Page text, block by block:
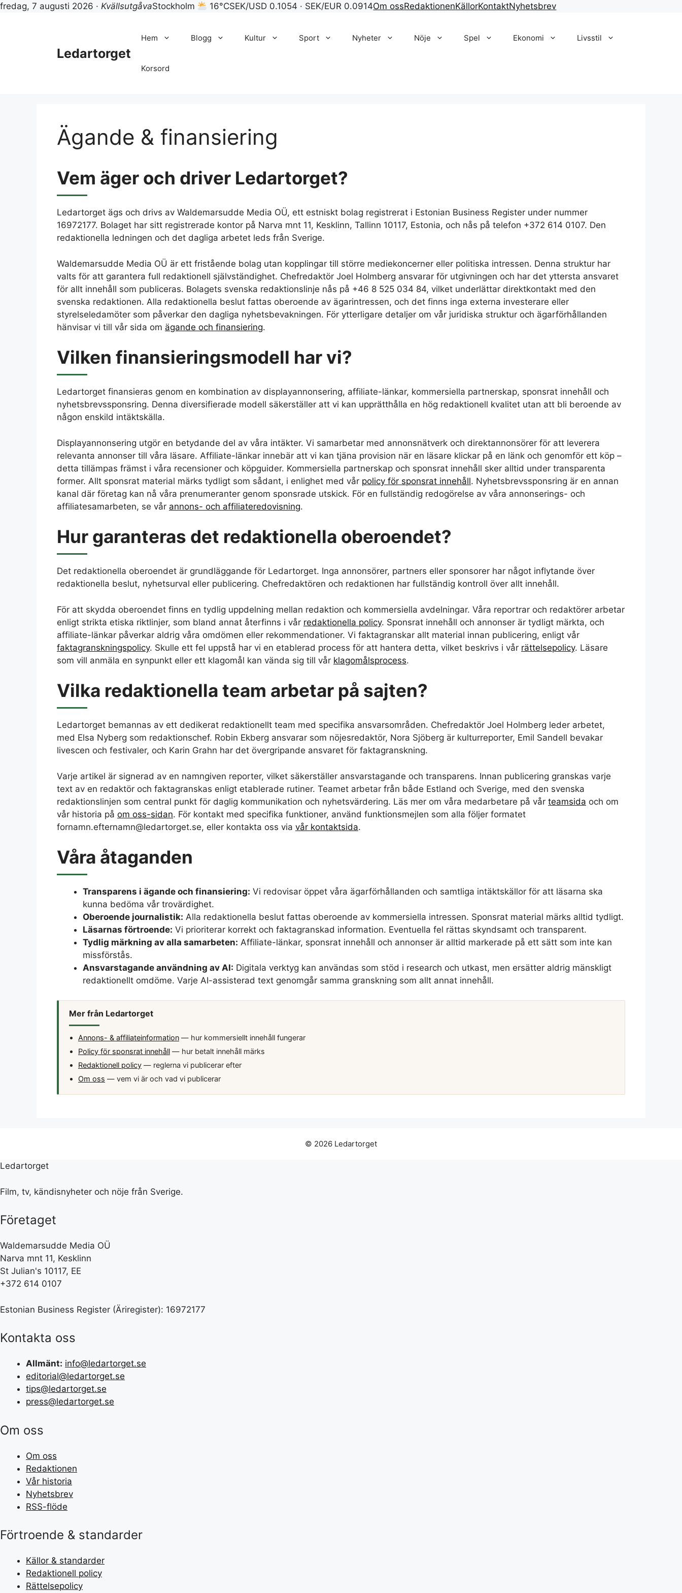
fredag, 7 augusti 2026 · KvällsutgåvaStockholm 16°CSEK/USD 0.1054 · SEK/EUR 0.0914Om ossRedaktionenKällorKontaktNyhetsbrev
Ledartorget
Hem Blogg Kultur Sport Nyheter Nöje Spel Ekonomi Livsstil
Korsord
Ägande & finansiering
Vem äger och driver Ledartorget?
Ledartorget ägs och drivs av Waldemarsudde Media OÜ, ett estniskt bolag registrerat i Estonian Business Register under nummer
16972177. Bolaget har sitt registrerade kontor på Narva mnt 11, Kesklinn, Tallinn 10117, Estonia, och nås på telefon +372 614 0107. Den
redaktionella ledningen och det dagliga arbetet leds från Sverige.
Waldemarsudde Media OÜ är ett fristående bolag utan kopplingar till större mediekoncerner eller politiska intressen. Denna struktur har
valts för att garantera full redaktionell självständighet. Chefredaktör Joel Holmberg ansvarar för utgivningen och har det yttersta ansvaret
för allt innehåll som publiceras. Bolagets svenska redaktionslinje nås på +46 8 525 034 84, vilket underlättar direktkontakt med den
svenska redaktionen. Alla redaktionella beslut fattas oberoende av ägarintressen, och det finns inga externa investerare eller
styrelseledamöter som påverkar den dagliga nyhetsbevakningen. För ytterligare detaljer om vår juridiska struktur och ägarförhållanden
hänvisar vi till vår sida om ägande och finansiering.
Vilken finansieringsmodell har vi?
Ledartorget finansieras genom en kombination av displayannonsering, affiliate-länkar, kommersiella partnerskap, sponsrat innehåll och
nyhetsbrevssponsring. Denna diversifierade modell säkerställer att vi kan upprätthålla en hög redaktionell kvalitet utan att bli beroende av
någon enskild intäktskälla.
Displayannonsering utgör en betydande del av våra intäkter. Vi samarbetar med annonsnätverk och direktannonsörer för att leverera
relevanta annonser till våra läsare. Affiliate-länkar innebär att vi kan tjäna provision när en läsare klickar på en länk och genomför ett köp –
detta tillämpas främst i våra recensioner och köpguider. Kommersiella partnerskap och sponsrat innehåll sker alltid under transparenta
former. Allt sponsrat material märks tydligt som sådant, i enlighet med vår policy för sponsrat innehåll. Nyhetsbrevssponsring är en annan
kanal där företag kan nå våra prenumeranter genom sponsrade utskick. För en fullständig redogörelse av våra annonserings- och
affiliatesamarbeten, se vår annons- och affiliateredovisning.
Hur garanteras det redaktionella oberoendet?
Det redaktionella oberoendet är grundläggande för Ledartorget. Inga annonsörer, partners eller sponsorer har något inflytande över
redaktionella beslut, nyhetsurval eller publicering. Chefredaktören och redaktionen har fullständig kontroll över allt innehåll.
För att skydda oberoendet finns en tydlig uppdelning mellan redaktion och kommersiella avdelningar. Våra reportrar och redaktörer arbetar
enligt strikta etiska riktlinjer, som bland annat återfinns i vår redaktionella policy. Sponsrat innehåll och annonser är tydligt märkta, och
affiliate-länkar påverkar aldrig våra omdömen eller rekommendationer. Vi faktagranskar allt material innan publicering, enligt vår
faktagranskningspolicy. Skulle ett fel uppstå har vi en etablerad process för att hantera detta, vilket beskrivs i vår rättelsepolicy. Läsare
som vill anmäla en synpunkt eller ett klagomål kan vända sig till vår klagomålsprocess.
Vilka redaktionella team arbetar på sajten?
Ledartorget bemannas av ett dedikerat redaktionellt team med specifika ansvarsområden. Chefredaktör Joel Holmberg leder arbetet,
med Elsa Nyberg som redaktionschef. Robin Ekberg ansvarar som nöjesredaktör, Nora Sjöberg är kulturreporter, Emil Sandell bevakar
livescen och festivaler, och Karin Grahn har det övergripande ansvaret för faktagranskning.
Varje artikel är signerad av en namngiven reporter, vilket säkerställer ansvarstagande och transparens. Innan publicering granskas varje
text av en redaktör och faktagranskas enligt etablerade rutiner. Teamet arbetar från både Estland och Sverige, med den svenska
redaktionslinjen som central punkt för daglig kommunikation och nyhetsvärdering. Läs mer om våra medarbetare på vår teamsida och om
vår historia på om oss-sidan. För kontakt med specifika funktioner, använd funktionsmejlen som alla följer formatet
fornamn.efternamn@ledartorget.se, eller kontakta oss via vår kontaktsida.
Våra åtaganden
Transparens i ägande och finansiering: Vi redovisar öppet våra ägarförhållanden och samtliga intäktskällor för att läsarna ska
kunna bedöma vår trovärdighet.
Oberoende journalistik: Alla redaktionella beslut fattas oberoende av kommersiella intressen. Sponsrat material märks alltid tydligt.
Läsarnas förtroende: Vi prioriterar korrekt och faktagranskad information. Eventuella fel rättas skyndsamt och transparent.
Tydlig märkning av alla samarbeten: Affiliate-länkar, sponsrat innehåll och annonser är alltid markerade på ett sätt som inte kan
missförstås.
Ansvarstagande användning av AI: Digitala verktyg kan användas som stöd i research och utkast, men ersätter aldrig mänskligt
redaktionellt omdöme. Varje AI-assisterad text genomgår samma granskning som allt annat innehåll.
Mer från Ledartorget
Annons- & affiliateinformation — hur kommersiellt innehåll fungerar
Policy för sponsrat innehåll — hur betalt innehåll märks
Redaktionell policy — reglerna vi publicerar efter
Om oss — vem vi är och vad vi publicerar
© 2026 Ledartorget
Ledartorget
Film, tv, kändisnyheter och nöje från Sverige.
Företaget
Waldemarsudde Media OÜ
Narva mnt 11, Kesklinn
St Julian's 10117, EE
+372 614 0107
Estonian Business Register (Äriregister): 16972177
Kontakta oss
Allmänt: info@ledartorget.se
editorial@ledartorget.se
tips@ledartorget.se
press@ledartorget.se
Om oss
Om oss
Redaktionen
Vår historia
Nyhetsbrev
RSS-flöde
Förtroende & standarder
Källor & standarder
Redaktionell policy
Rättelsepolicy